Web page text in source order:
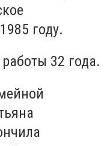
году.
32 года.